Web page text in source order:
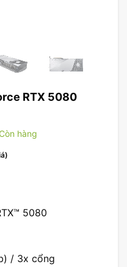
RTX 5080
Còn hàng
5080
/ 3x cổng